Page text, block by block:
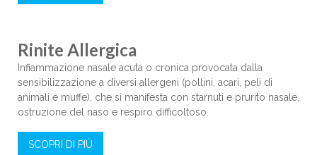
Rinite Allergica
Infiammazione nasale acuta o cronica provocata dalla
sensibilizzazione a diversi allergeni (pollini, acari, peli di
animali e muffe), che si manifesta con starnuti e prurito nasale,
ostruzione del naso e respiro difficoltoso.
SCOPRI DI PIÙ